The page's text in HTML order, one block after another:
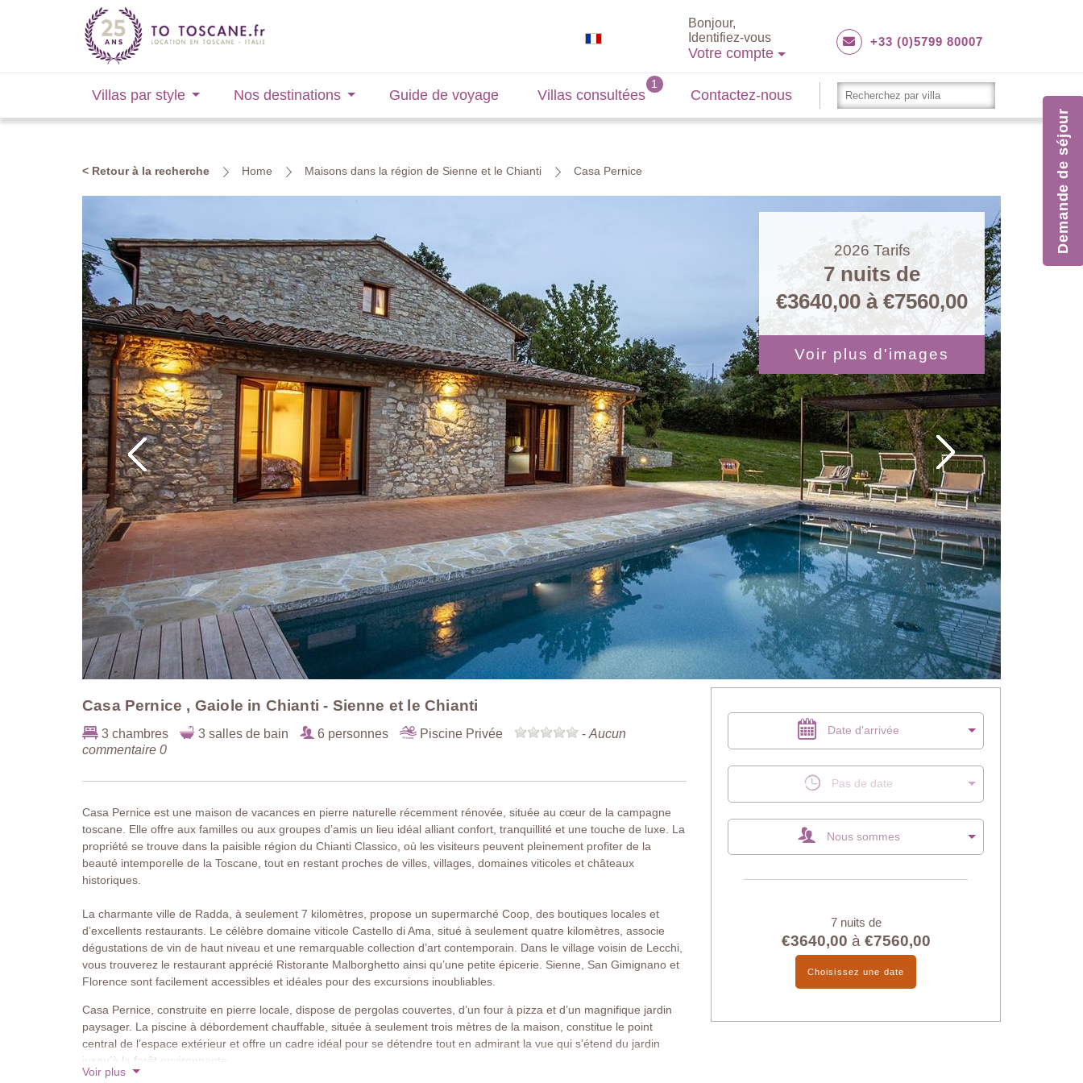
Bonjour,
Identifiez-vous
Votre compte
+33 (0)5799 80007
Villas par style Nos destinations Guide de voyage Villas consultées Contactez-nous
< Retour à la recherche Home Maisons dans la région de Sienne et le Chianti Casa Pernice
2026 Tarifs
7 nuits de
€3640,00 à €7560,00
Voir plus d'images
Casa Pernice , Gaiole in Chianti - Sienne et le Chianti
3 chambres 3 salles de bain 6 personnes Piscine Privée - Aucun
commentaire 0
Casa Pernice est une maison de vacances en pierre naturelle récemment rénovée, située au cœur de la campagne
toscane. Elle offre aux familles ou aux groupes d’amis un lieu idéal alliant confort, tranquillité et une touche de luxe. La
propriété se trouve dans la paisible région du Chianti Classico, où les visiteurs peuvent pleinement profiter de la
beauté intemporelle de la Toscane, tout en restant proches de villes, villages, domaines viticoles et châteaux
historiques.
La charmante ville de Radda, à seulement 7 kilomètres, propose un supermarché Coop, des boutiques locales et
d’excellents restaurants. Le célèbre domaine viticole Castello di Ama, situé à seulement quatre kilomètres, associe
dégustations de vin de haut niveau et une remarquable collection d’art contemporain. Dans le village voisin de Lecchi,
vous trouverez le restaurant apprécié Ristorante Malborghetto ainsi qu’une petite épicerie. Sienne, San Gimignano et
Florence sont facilement accessibles et idéales pour des excursions inoubliables.
Casa Pernice, construite en pierre locale, dispose de pergolas couvertes, d’un four à pizza et d’un magnifique jardin
paysager. La piscine à débordement chauffable, située à seulement trois mètres de la maison, constitue le point
central de l’espace extérieur et offre un cadre idéal pour se détendre tout en admirant la vue qui s’étend du jardin
jusqu’à la forêt environnante.
Voir plus
Date d'arrivée
Pas de date
Nous sommes
7 nuits de
€3640,00 à €7560,00
Choisissez une date
Demande de séjour